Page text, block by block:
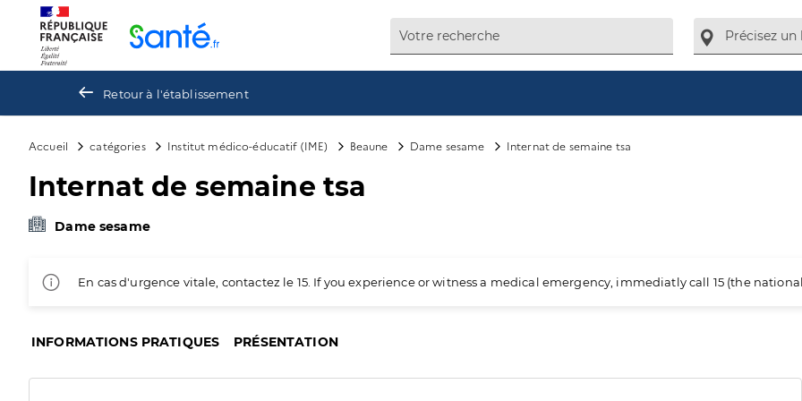
Retour à l'établissement
Accueil catégories Institut médico-éducatif (IME) Beaune Dame sesame Internat de semaine tsa
Internat de semaine tsa
Dame sesame
En cas d'urgence vitale, contactez le 15. If you experience or witness a medical emergency, immediatly call 15 (the
INFORMATIONS PRATIQUES PRÉSENTATION
Panneau de gestion des cookies